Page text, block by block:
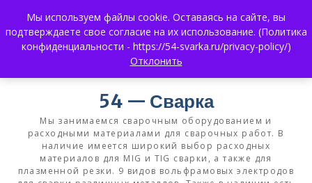
содержимому
+7 (383) 375-0008
3750008@mail.ru
What's App:
+7 930 858 02 99
54 — Сварка
Мы занимаемся сварочным оборудованием и
расходными материалами для сварочных работ. В
наличие имеется широкий выбор расходных
материалов для MIG и TIG сварки, а также для
плазменной резки. 9 видов вольфрамовых электродов
Мы используем файлы cookie. Оставаясь на сайте, вы
подтверждаете свое согласие на их использование. (Политика
конфиденциальности - https://54-svarka.ru/privacy-policy/)
Отклонить